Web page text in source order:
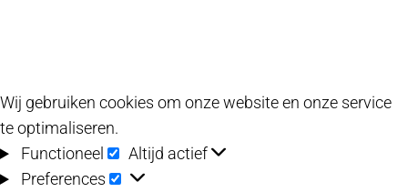
Wij gebruiken cookies om onze website en onze service
te optimaliseren.
Functioneel
Functioneel
Altijd actief
Preferences
Preferences